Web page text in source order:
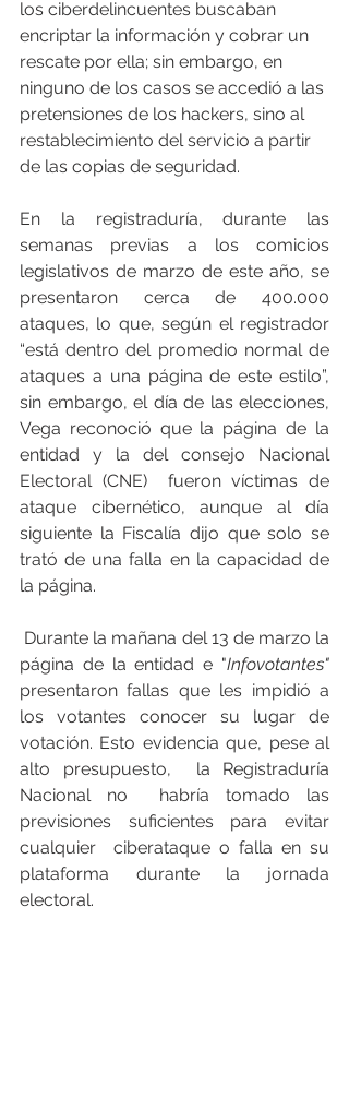
los ciberdelincuentes buscaban
encriptar la información y cobrar un
rescate por ella; sin embargo, en
ninguno de los casos se accedió a las
pretensiones de los hackers, sino al
restablecimiento del servicio a partir
de las copias de seguridad.
En la registraduría, durante las
semanas previas a los comicios
legislativos de marzo de este año, se
presentaron cerca de 400.000
ataques, lo que, según el registrador
“está dentro del promedio normal de
ataques a una página de este estilo”,
sin embargo, el día de las elecciones,
Vega reconoció que la página de la
entidad y la del consejo Nacional
Electoral (CNE)  fueron víctimas de
ataque cibernético, aunque al día
siguiente la Fiscalía dijo que solo se
trató de una falla en la capacidad de
la página.
página de la entidad e "Infovotantes"
presentaron fallas que les impidió a
los votantes conocer su lugar de
votación. Esto evidencia que, pese al
alto presupuesto,  la Registraduría
Nacional no  habría tomado las
previsiones suficientes para evitar
cualquier  ciberataque o falla en su
plataforma durante la jornada
electoral.